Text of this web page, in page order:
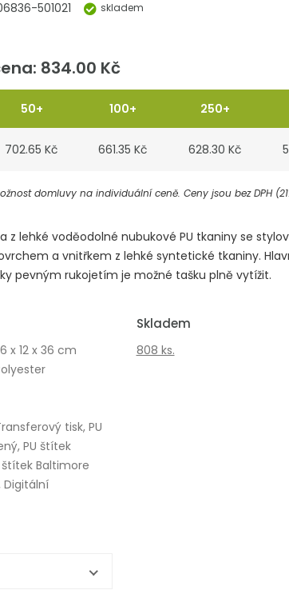
501021 skladem
834.00 Kč
50+ 100+ 250+
702.65 Kč 661.35 Kč 628.30 Kč
domluvy na individuální ceně. Ceny jsou bez DPH
z lehké voděodolné nubukové PU tkaniny se
a vnitřkem z lehké syntetické tkaniny.
pevným rukojetím je možné tašku plně vytížit.
x 12 x 36 cm
tisk, PU
PU štítek
Baltimore
Skladem
808 ks.